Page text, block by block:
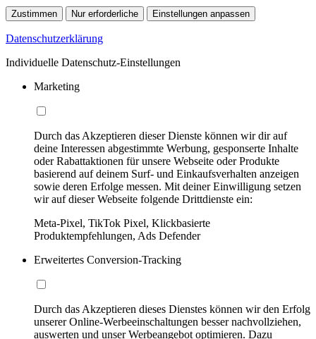
Zustimmen Nur erforderliche Einstellungen anpassen
Datenschutzerklärung
Individuelle Datenschutz-Einstellungen
Marketing
Durch das Akzeptieren dieser Dienste können wir dir auf
deine Interessen abgestimmte Werbung, gesponserte Inhalte
oder Rabattaktionen für unsere Webseite oder Produkte
basierend auf deinem Surf- und Einkaufsverhalten anzeigen
sowie deren Erfolge messen. Mit deiner Einwilligung setzen
wir auf dieser Webseite folgende Drittdienste ein:
Meta-Pixel, TikTok Pixel, Klickbasierte
Produktempfehlungen, Ads Defender
Erweitertes Conversion-Tracking
Durch das Akzeptieren dieses Dienstes können wir den Erfolg
unserer Online-Werbeeinschaltungen besser nachvollziehen,
auswerten und unser Werbeangebot optimieren. Dazu